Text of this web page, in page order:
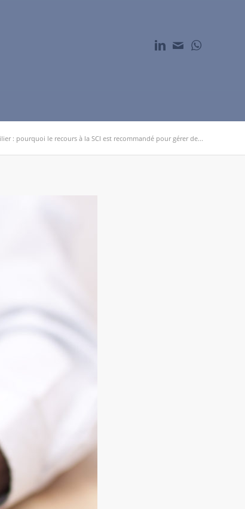
: pourquoi le recours à la SCI est recommandé pour gérer de...